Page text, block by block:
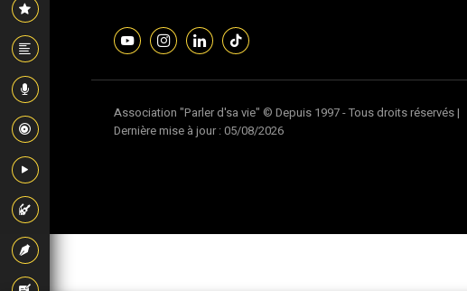
Association "Parler d'sa vie" © Depuis 1997 - Tous droits réservés |
Dernière mise à jour : 05/08/2026